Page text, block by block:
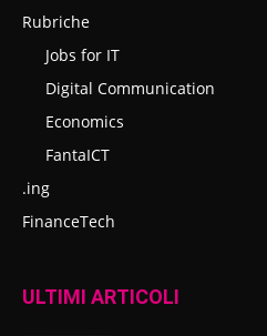
Rubriche
Jobs for IT
Digital Communication
Economics
FantaICT
.ing
FinanceTech
ULTIMI ARTICOLI